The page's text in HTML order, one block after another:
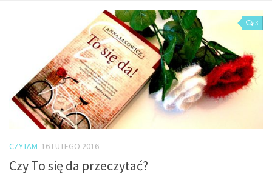
Rozmawiam
Jestem
Jestem kobietą
3
CZYTAM 16 LUTEGO 2016
Czy To się da przeczytać?